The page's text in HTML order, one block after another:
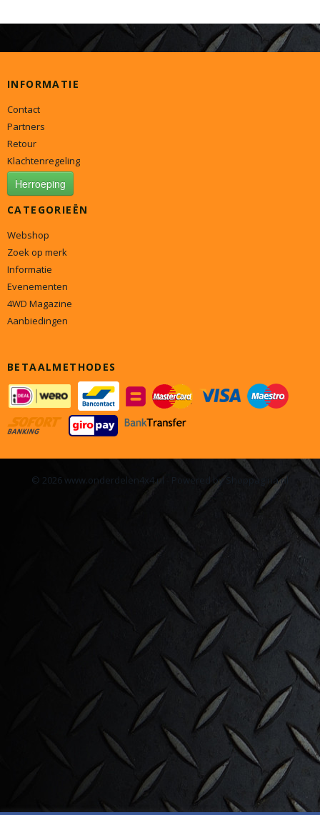
INFORMATIE
Contact
Partners
Retour
Klachtenregeling
Herroeping
CATEGORIEËN
Webshop
Zoek op merk
Informatie
Evenementen
4WD Magazine
Aanbiedingen
BETAALMETHODES
© 2026 www.onderdelen4x4.nl - Powered by Shoppagina.nl